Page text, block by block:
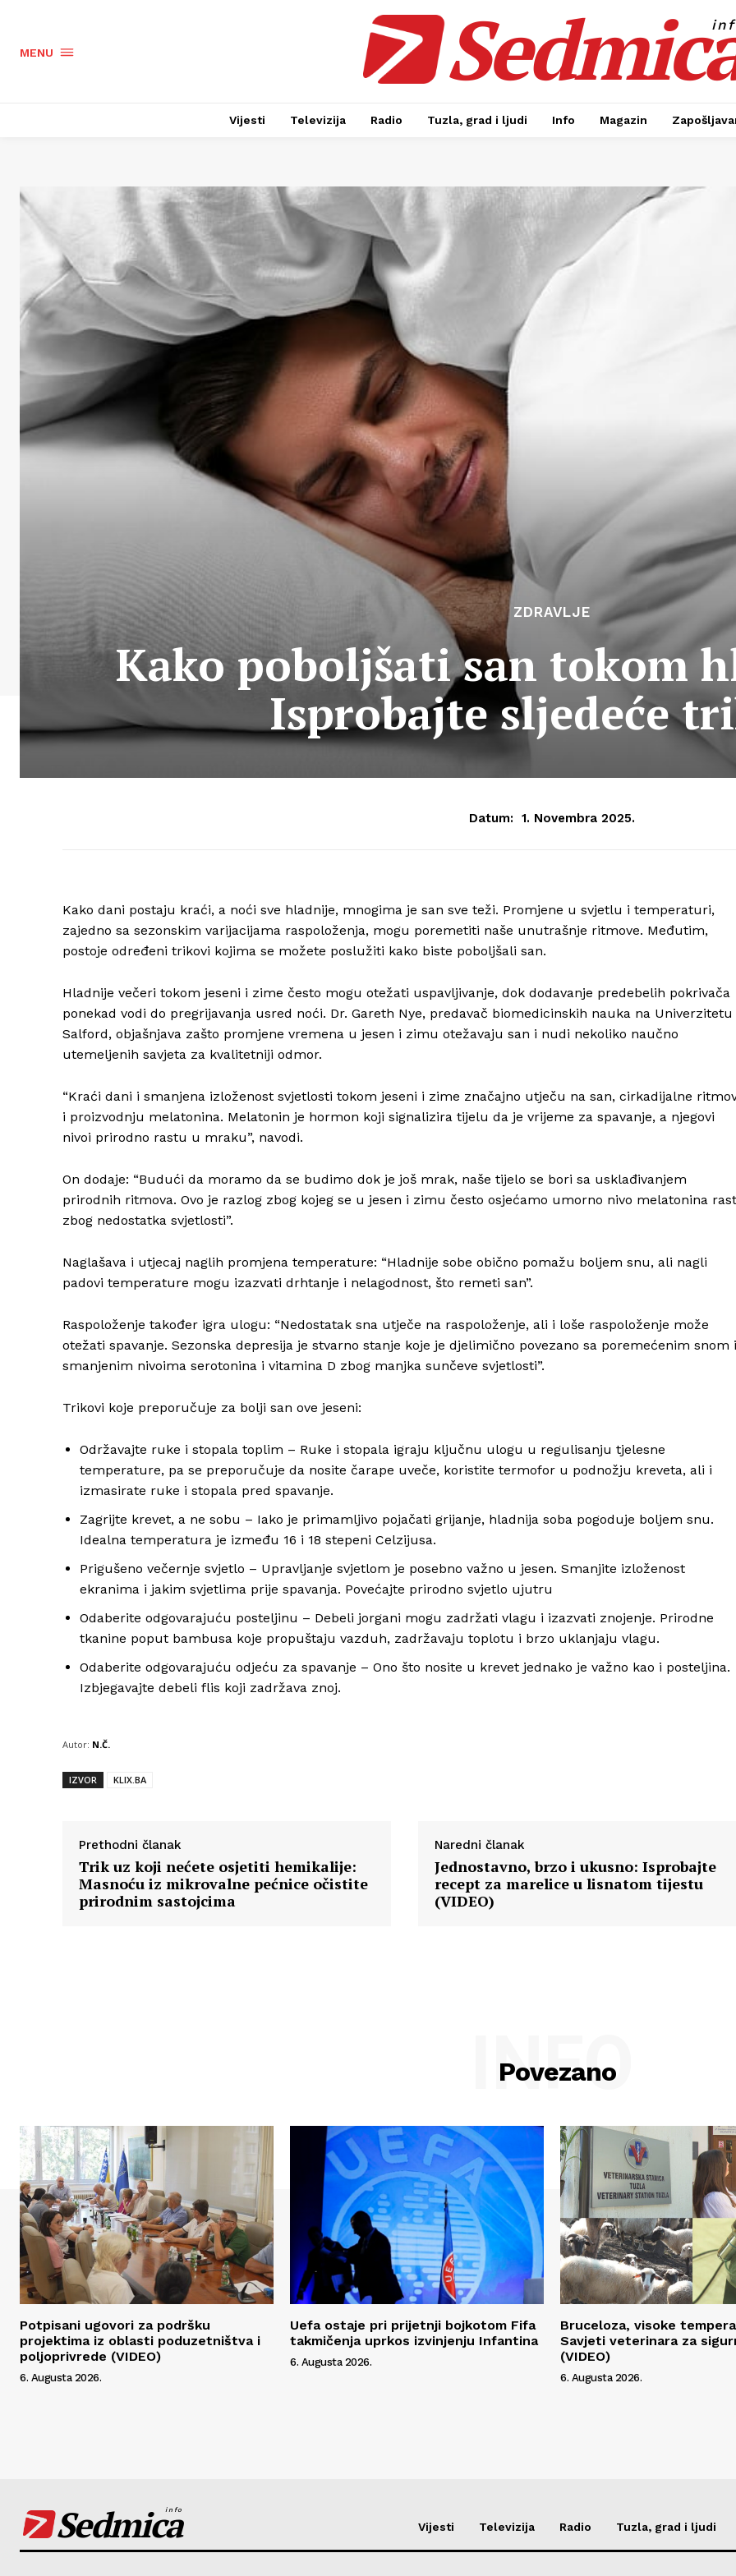
O nama
Kontakt
MENU
Vijesti Televizija Radio Tuzla, grad i ljudi Info Magazin
ZDRAVLJE
Kako poboljšati san tokom
Isprobajte sljedeće
Datum: 1. Novembra 2025.
Kako dani postaju kraći, a noći sve hladnije, mnogima je san sve teži. Promjene u svjetlu i temperaturi,
zajedno sa sezonskim varijacijama raspoloženja, mogu poremetiti naše unutrašnje ritmove. Međutim,
postoje određeni trikovi kojima se možete poslužiti kako biste poboljšali san.
Hladnije večeri tokom jeseni i zime često mogu otežati uspavljivanje, dok dodavanje predebelih pokrivača
ponekad vodi do pregrijavanja usred noći. Dr. Gareth Nye, predavač biomedicinskih nauka na Univerzitetu
Salford, objašnjava zašto promjene vremena u jesen i zimu otežavaju san i nudi nekoliko naučno
utemeljenih savjeta za kvalitetniji odmor.
“Kraći dani i smanjena izloženost svjetlosti tokom jeseni i zime značajno utječu na san, cirkadijalne
i proizvodnju melatonina. Melatonin je hormon koji signalizira tijelu da je vrijeme za spavanje, a njegovi
nivoi prirodno rastu u mraku”, navodi.
On dodaje: “Budući da moramo da se budimo dok je još mrak, naše tijelo se bori sa usklađivanjem
prirodnih ritmova. Ovo je razlog zbog kojeg se u jesen i zimu često osjećamo umorno nivo melatonina
zbog nedostatka svjetlosti”.
Naglašava i utjecaj naglih promjena temperature: “Hladnije sobe obično pomažu boljem snu, ali nagli
padovi temperature mogu izazvati drhtanje i nelagodnost, što remeti san”.
Raspoloženje također igra ulogu: “Nedostatak sna utječe na raspoloženje, ali i loše raspoloženje može
otežati spavanje. Sezonska depresija je stvarno stanje koje je djelimično povezano sa poremećenim snom i
smanjenim nivoima serotonina i vitamina D zbog manjka sunčeve svjetlosti”.
Trikovi koje preporučuje za bolji san ove jeseni:
Održavajte ruke i stopala toplim – Ruke i stopala igraju ključnu ulogu u regulisanju tjelesne
temperature, pa se preporučuje da nosite čarape uveče, koristite termofor u podnožju kreveta, ali i
izmasirate ruke i stopala pred spavanje.
Zagrijte krevet, a ne sobu – Iako je primamljivo pojačati grijanje, hladnija soba pogoduje boljem snu.
Idealna temperatura je između 16 i 18 stepeni Celzijusa.
Prigušeno večernje svjetlo – Upravljanje svjetlom je posebno važno u jesen. Smanjite izloženost
ekranima i jakim svjetlima prije spavanja. Povećajte prirodno svjetlo ujutru
Odaberite odgovarajuću posteljinu – Debeli jorgani mogu zadržati vlagu i izazvati znojenje. Prirodne
tkanine poput bambusa koje propuštaju vazduh, zadržavaju toplotu i brzo uklanjaju vlagu.
Odaberite odgovarajuću odjeću za spavanje – Ono što nosite u krevet jednako je važno kao i posteljina.
Izbjegavajte debeli flis koji zadržava znoj.
Autor: N.Č.
IZVOR KLIX.BA
Prethodni članak
Trik uz koji nećete osjetiti hemikalije:
Masnoću iz mikrovalne pećnice očistite
prirodnim sastojcima
Naredni članak
Jednostavno, brzo i ukusno: Isprobajte
recept za marelice u lisnatom tijestu
(VIDEO)
Povezano
INFO
Potpisani ugovori za podršku
projektima iz oblasti poduzetništva i
poljoprivrede (VIDEO)
6. Augusta 2026.
Uefa ostaje pri prijetnji bojkotom Fifa
takmičenja uprkos izvinjenju Infantina
6. Augusta 2026.
Bruceloza, visoke
Savjeti veterinara za
(VIDEO)
6. Augusta 2026.
Sedmica
info
Vijesti Televizija Radio Tuzla, grad i ljudi